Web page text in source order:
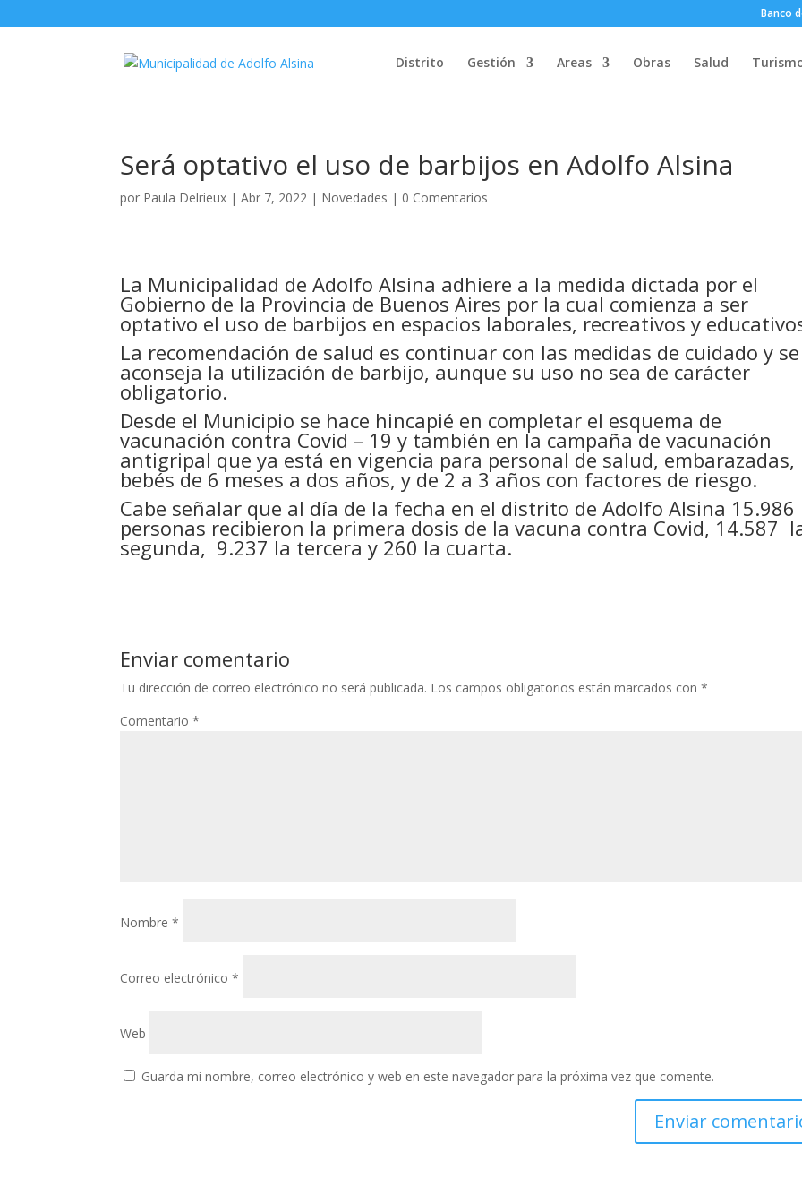
Banco
Distrito Gestión Areas Obras Salud
Será optativo el uso de barbijos en Adolfo Alsina
por Paula Delrieux |Abr 7, 2022 | Novedades | 0 Comentarios
La Municipalidad de Adolfo Alsina adhiere a la medida dictada por el
Gobierno de la Provincia de Buenos Aires por la cual comienza a ser
optativo el uso de barbijos en espacios laborales, recreativos y
La recomendación de salud es continuar con las medidas de cuidado y se
aconseja la utilización de barbijo, aunque su uso no sea de carácter
obligatorio.
Desde el Municipio se hace hincapié en completar el esquema de
vacunación contra Covid – 19 y también en la campaña de vacunación
antigripal que ya está en vigencia para personal de salud, embarazadas,
bebés de 6 meses a dos años, y de 2 a 3 años con factores de riesgo.
Cabe señalar que al día de la fecha en el distrito de Adolfo Alsina 15.986
personas recibieron la primera dosis de la vacuna contra Covid, 14.587
segunda, 9.237 la tercera y 260 la cuarta.
Enviar comentario
Tu dirección de correo electrónico no será publicada. Los campos obligatorios están marcados con*
Comentario*
Nombre*
Correo electrónico*
Web
Guarda mi nombre, correo electrónico y web en este navegador para la próxima vez que comente.